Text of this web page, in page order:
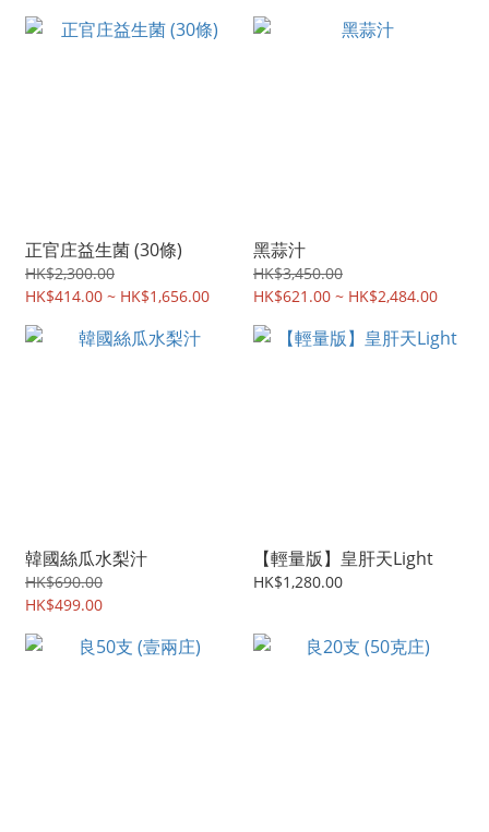
正官庄益生菌 (30條)
HK$2,300.00
HK$414.00 ~ HK$1,656.00
黑蒜汁
HK$3,450.00
HK$621.00 ~ HK$2,484.00
韓國絲瓜水梨汁
HK$690.00
HK$499.00
【輕量版】皇肝天Light
HK$1,280.00